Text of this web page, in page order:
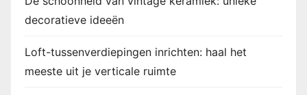
decoratieve ideeën
Loft-tussenverdiepingen inrichten: haal het
meeste uit je verticale ruimte